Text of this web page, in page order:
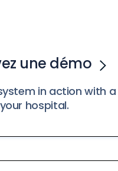
une démo
in action with a
hospital.